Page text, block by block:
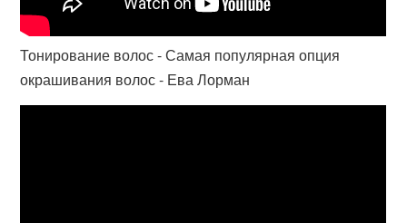
Тонирование волос - Самая популярная опция
окрашивания волос - Ева Лорман